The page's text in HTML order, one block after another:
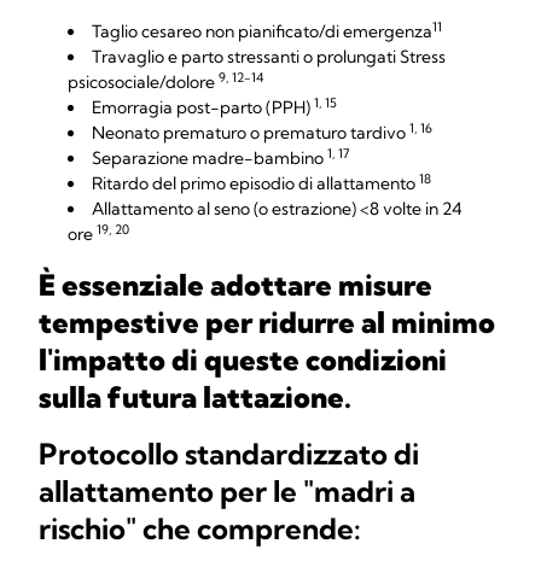
Taglio cesareo non pianificato/di emergenza11
Travaglio e parto stressanti o prolungati Stress
psicosociale/dolore 9, 12-14
Emorragia post-parto (PPH) 1, 15
Neonato prematuro o prematuro tardivo 1, 16
Separazione madre-bambino 1, 17
Ritardo del primo episodio di allattamento 18
Allattamento al seno (o estrazione) <8 volte in 24
ore 19, 20
È essenziale adottare misure
tempestive per ridurre al minimo
l'impatto di queste condizioni
sulla futura lattazione.
Protocollo standardizzato di
allattamento per le "madri a
rischio" che comprende: